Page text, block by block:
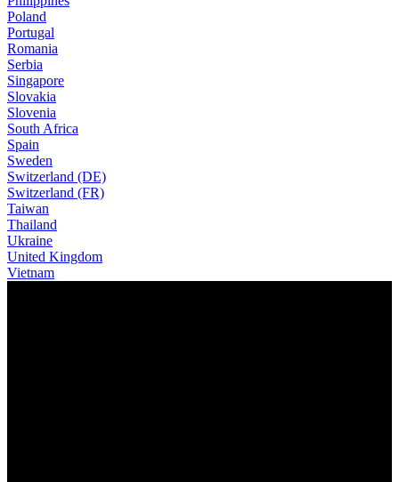
Poland
Portugal
Romania
Serbia
Singapore
Slovakia
Slovenia
South Africa
Spain
Sweden
Switzerland (DE)
Switzerland (FR)
Taiwan
Thailand
Ukraine
United Kingdom
Vietnam